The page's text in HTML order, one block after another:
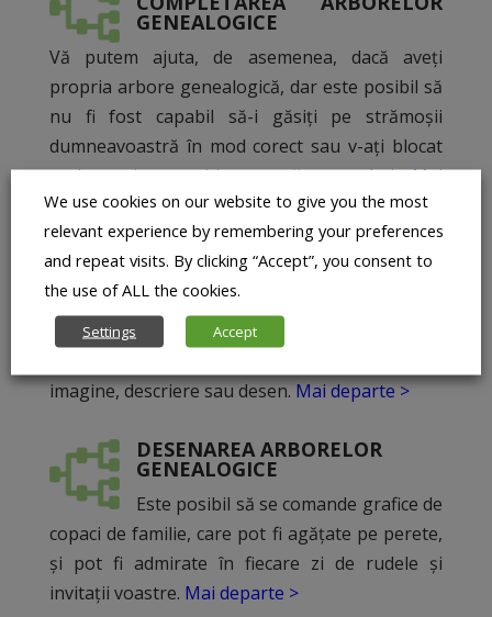
GENEALOGICE
Vă putem ajuta, de asemenea, dacă aveți
propria arbore genealogică, dar este posibil să
nu fi fost capabil să-i găsiți pe strămoșii
dumneavoastră în mod corect sau v-ați blocat
undeva și nu știți cum să procedați.Mai
departe >
STEMA PICTATA
Desenarea sau pictarea unei steme
imagine, descriere sau desen.Mai departe >
DESENAREA ARBORELOR
GENEALOGICE
Este posibil să se comande grafice de
copaci de familie, care pot fi agățate pe perete,
și pot fi admirate în fiecare zi de rudele și
invitații voastre. Mai departe >
We use cookies on our website to give you the most
relevant experience by remembering your preferences
and repeat visits. By clicking “Accept”, you consent to
the use of ALL the cookies.
Settings Accept